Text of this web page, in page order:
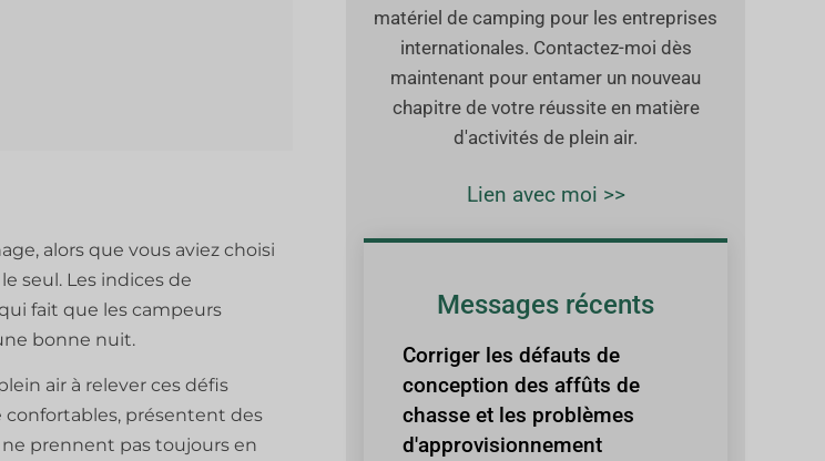
alors que vous aviez choisi
seul. Les indices de
fait que les campeurs
bonne nuit.
air à relever ces défis
confortables, présentent des
prennent pas toujours en
matériel de camping pour les entreprises
internationales. Contactez-moi dès
maintenant pour entamer un nouveau
chapitre de votre réussite en matière
d'activités de plein air.
Lien avec moi >>
Messages récents
Corriger les défauts de
conception des affûts de
chasse et les problèmes
d'approvisionnement